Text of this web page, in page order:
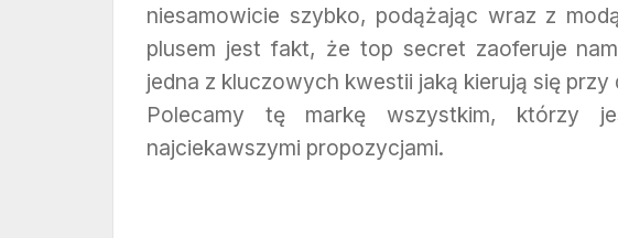
niesamowicie szybko, podążając wraz z
plusem jest fakt, że top secret zaoferuje
jedna z kluczowych kwestii jaką kierują się
Polecamy tę markę wszystkim, którzy
najciekawszymi propozycjami.